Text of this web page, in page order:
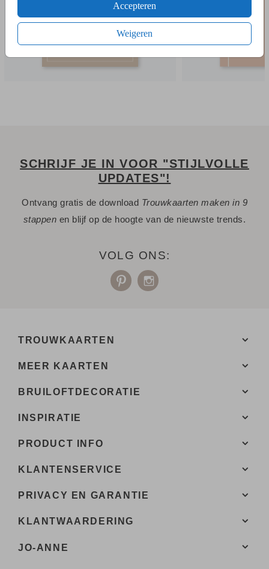
Accepteren
Weigeren
SCHRIJF JE IN VOOR "STIJLVOLLE
UPDATES"!
Ontvang gratis de download Trouwkaarten maken in 9
stappen en blijf op de hoogte van de nieuwste trends.
VOLG ONS:
TROUWKAARTEN
MEER KAARTEN
BRUILOFTDECORATIE
INSPIRATIE
PRODUCT INFO
KLANTENSERVICE
PRIVACY EN GARANTIE
KLANTWAARDERING
JO-ANNE